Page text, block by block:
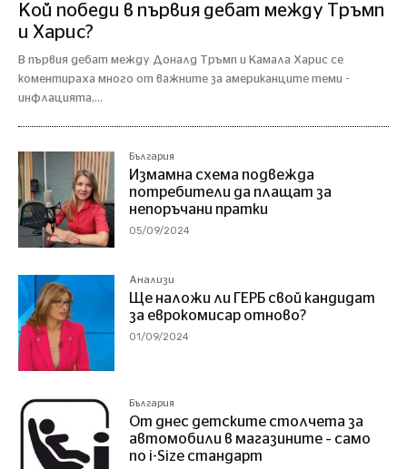
Кой победи в първия дебат между Тръмп
и Харис?
В първия дебат между Доналд Тръмп и Камала Харис се
коментираха много от важните за американците теми -
инфлацията,...
България
Измамна схема подвежда
потребители да плащат за
непоръчани пратки
05/09/2024
Анализи
Ще наложи ли ГЕРБ свой кандидат
за еврокомисар отново?
01/09/2024
България
От днес детските столчета за
автомобили в магазините – само
по i-Size стандарт